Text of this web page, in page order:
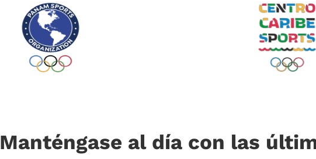
Manténgase al día con las